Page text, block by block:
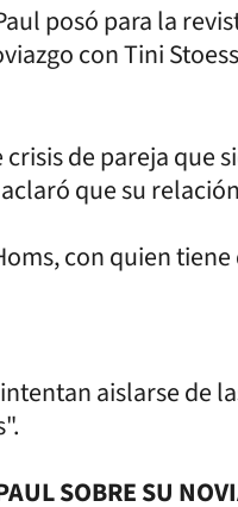
posó para la
con Tini
de pareja que
que su
con quien
aislarse de
SOBRE SU